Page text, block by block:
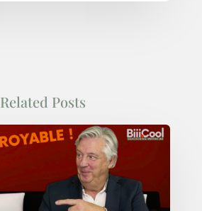
Related Posts